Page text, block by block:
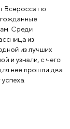
Всеросса по
Среди
из
из лучших
и узнали, с чего
нее прошли два